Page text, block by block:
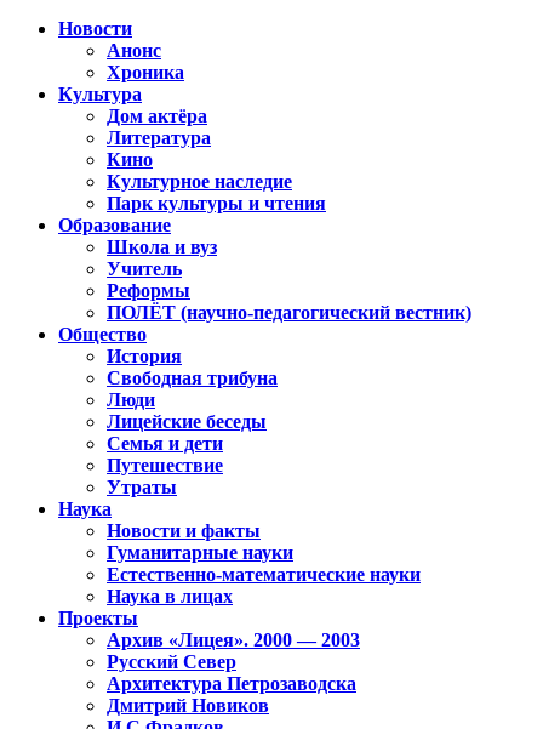
Новости
Анонс
Хроника
Культура
Дом актёра
Литература
Кино
Культурное наследие
Парк культуры и чтения
Образование
Школа и вуз
Учитель
Реформы
ПОЛЁТ (научно-педагогический вестник)
Общество
История
Свободная трибуна
Люди
Лицейские беседы
Семья и дети
Путешествие
Утраты
Наука
Новости и факты
Гуманитарные науки
Естественно-математические науки
Наука в лицах
Проекты
Архив «Лицея». 2000 — 2003
Русский Север
Архитектура Петрозаводска
Дмитрий Новиков